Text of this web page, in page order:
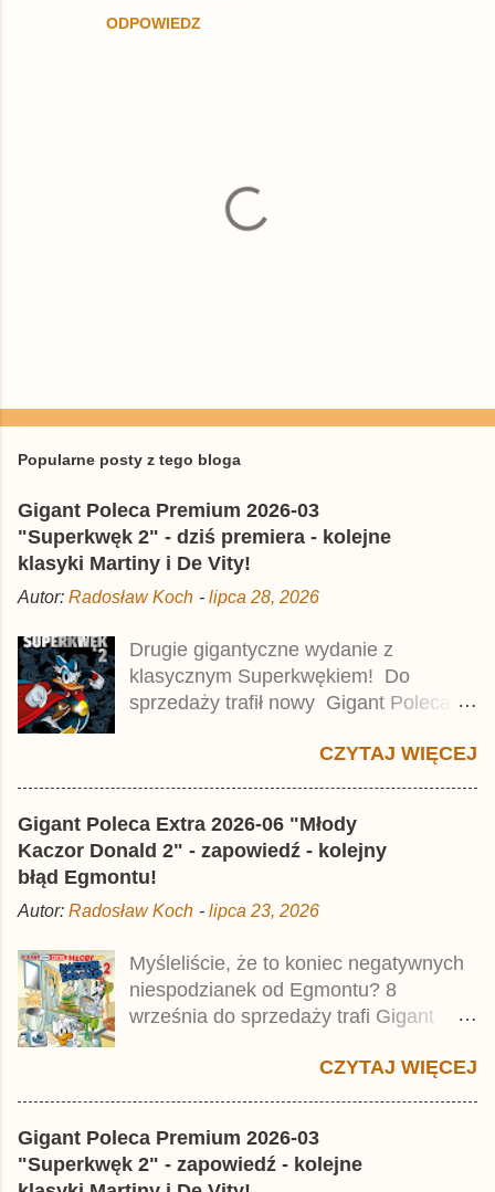
ODPOWIEDZ
e
i
j
o
m
e
t
a
r
z
Popularne posty z tego bloga
Gigant Poleca Premium 2026-03
"Superkwęk 2" - dziś premiera - kolejne
klasyki Martiny i De Vity!
Autor: Radosław Koch - lipca 28, 2026
Drugie gigantyczne wydanie z
klasycznym Superkwękiem! Do
sprzedaży trafił nowy Gigant Poleca
Jest to kolejny 624-stronicowy tom z
wynosi 49,99 zł i zamówicie go także z
rabatem na Egmont.pl . Za przekład
odpowiadał Jacek Drewnowski.
Publikacja jest przedrukiem drugiego
Taschenbuch Phantomias Collection ,
który trafił do sprzedaży pod koniec
2025 roku.
CZYTAJ WIĘCEJ
Gigant Poleca Extra 2026-06 "Młody
Kaczor Donald 2" - zapowiedź - kolejny
błąd Egmontu!
Autor: Radosław Koch - lipca 23, 2026
Myśleliście, że to koniec negatywnych
niespodzianek od Egmontu? 8
września do sprzedaży trafi Gigant
Jednak wbrew temu, na co wskazuje
młodego Kaczora Donalda i jego
przyjaciół, lecz prawdopodobnie znajdą
CZYTAJ WIĘCEJ
Gigant Poleca Premium 2026-03
"Superkwęk 2" - zapowiedź - kolejne